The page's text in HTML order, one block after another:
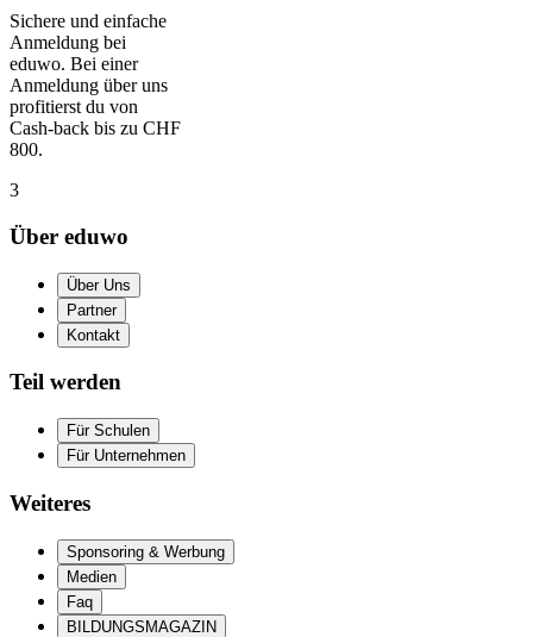
Sichere und einfache
Anmeldung bei
eduwo. Bei einer
Anmeldung über uns
profitierst du von
Cash-back bis zu CHF
800.
3
Über eduwo
Über Uns
Partner
Kontakt
Teil werden
Für Schulen
Für Unternehmen
Weiteres
Sponsoring & Werbung
Medien
Faq
BILDUNGSMAGAZIN